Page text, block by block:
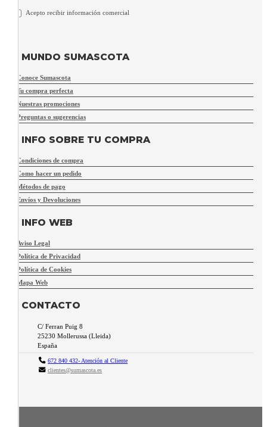
Acepto recibir información comercial
MUNDO SUMASCOTA
Conoce Sumascota
Tu compra perfecta
Nuestras promociones
Preguntas o sugerencias
INFO SOBRE TU COMPRA
Condiciones de compra
Como hacer un pedido
Métodos de pago
Envíos y Devoluciones
INFO WEB
Aviso Legal
Política de Privacidad
Política de Cookies
Mapa Web
CONTACTO
C/ Ferran Puig 8
25230 Mollerussa (Lleida)
España
672 840 432- Atención al Cliente
clientes@sumascota.es